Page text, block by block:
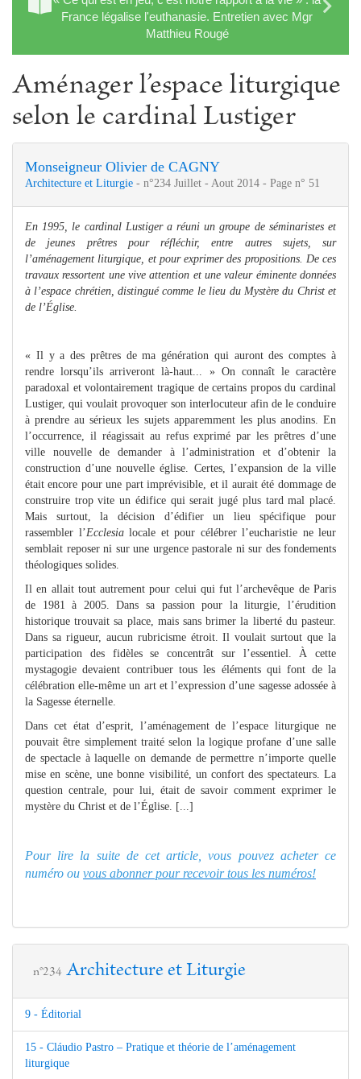
France légalise l'euthanasie. Entretien avec Mgr
Matthieu Rougé
Aménager l’espace liturgique
selon le cardinal Lustiger
Monseigneur Olivier de CAGNY
Architecture et Liturgie - n°234 Juillet - Aout 2014 - Page n° 51
En 1995, le cardinal Lustiger a réuni un groupe de séminaristes et
de jeunes prêtres pour réfléchir, entre autres sujets, sur
l’aménagement liturgique, et pour exprimer des propositions. De ces
travaux ressortent une vive attention et une valeur éminente données
à l’espace chrétien, distingué comme le lieu du Mystère du Christ et
de l’Église.
« Il y a des prêtres de ma génération qui auront des comptes à
rendre lorsqu’ils arriveront là-haut... » On connaît le caractère
paradoxal et volontairement tragique de certains propos du cardinal
Lustiger, qui voulait provoquer son interlocuteur afin de le conduire
à prendre au sérieux les sujets apparemment les plus anodins. En
l’occurrence, il réagissait au refus exprimé par les prêtres d’une
ville nouvelle de demander à l’administration et d’obtenir la
construction d’une nouvelle église. Certes, l’expansion de la ville
était encore pour une part imprévisible, et il aurait été dommage de
construire trop vite un édifice qui serait jugé plus tard mal placé.
Mais surtout, la décision d’édifier un lieu spécifique pour
rassembler l’Ecclesia locale et pour célébrer l’eucharistie ne leur
semblait reposer ni sur une urgence pastorale ni sur des fondements
théologiques solides.
Il en allait tout autrement pour celui qui fut l’archevêque de Paris
de 1981 à 2005. Dans sa passion pour la liturgie, l’érudition
historique trouvait sa place, mais sans brimer la liberté du pasteur.
Dans sa rigueur, aucun rubricisme étroit. Il voulait surtout que la
participation des fidèles se concentrât sur l’essentiel. À cette
mystagogie devaient contribuer tous les éléments qui font de la
célébration elle-même un art et l’expression d’une sagesse adossée à
la Sagesse éternelle.
Dans cet état d’esprit, l’aménagement de l’espace liturgique ne
pouvait être simplement traité selon la logique profane d’une salle
de spectacle à laquelle on demande de permettre n’importe quelle
mise en scène, une bonne visibilité, un confort des spectateurs. La
question centrale, pour lui, était de savoir comment exprimer le
mystère du Christ et de l’Église. [...]
Pour lire la suite de cet article, vous pouvez acheter ce
numéro ou vous abonner pour recevoir tous les numéros!
n°234 Architecture et Liturgie
9 - Éditorial
15 - Cláudio Pastro – Pratique et théorie de l’aménagement
liturgique